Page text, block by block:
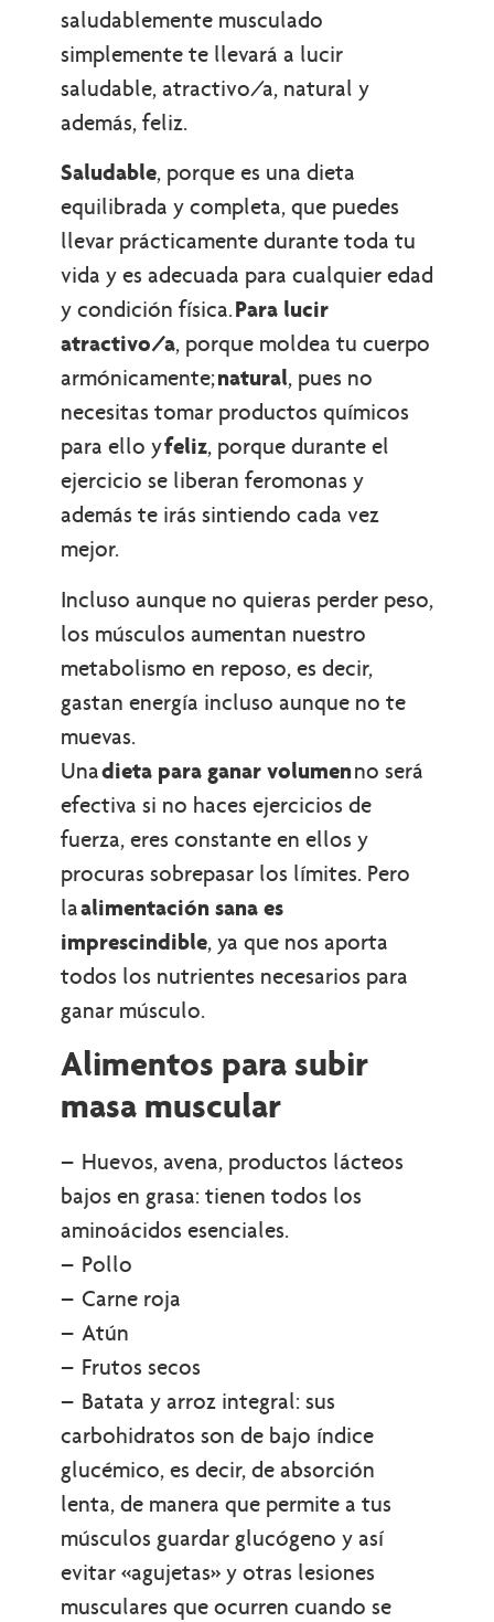
saludablemente musculado
simplemente te llevará a lucir
saludable, atractivo/a, natural y
además, feliz.
Saludable, porque es una dieta
equilibrada y completa, que puedes
llevar prácticamente durante toda tu
vida y es adecuada para cualquier edad
y condición física.Para lucir
atractivo/a, porque moldea tu cuerpo
armónicamente;natural, pues no
necesitas tomar productos químicos
para ello yfeliz, porque durante el
ejercicio se liberan feromonas y
además te irás sintiendo cada vez
mejor.
Incluso aunque no quieras perder peso,
los músculos aumentan nuestro
metabolismo en reposo, es decir,
gastan energía incluso aunque no te
muevas.
Unadieta para ganar volumenno será
efectiva si no haces ejercicios de
fuerza, eres constante en ellos y
procuras sobrepasar los límites. Pero
laalimentación sana es
imprescindible, ya que nos aporta
todos los nutrientes necesarios para
ganar músculo.
Alimentos para subir
masa muscular
– Huevos, avena, productos lácteos
bajos en grasa: tienen todos los
aminoácidos esenciales.
– Pollo
– Carne roja
– Atún
– Frutos secos
– Batata y arroz integral: sus
carbohidratos son de bajo índice
glucémico, es decir, de absorción
lenta, de manera que permite a tus
músculos guardar glucógeno y así
evitar «agujetas» y otras lesiones
musculares que ocurren cuando se